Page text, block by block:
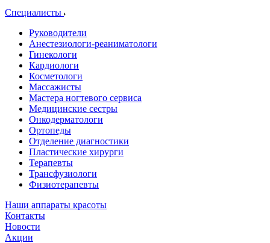
Специалисты
Руководители
Анестезиологи-реаниматологи
Гинекологи
Кардиологи
Косметологи
Массажисты
Мастера ногтевого сервиса
Медицинские сестры
Онкодерматологи
Ортопеды
Отделение диагностики
Пластические хирурги
Терапевты
Трансфузиологи
Физиотерапевты
Наши аппараты красоты
Контакты
Новости
Акции